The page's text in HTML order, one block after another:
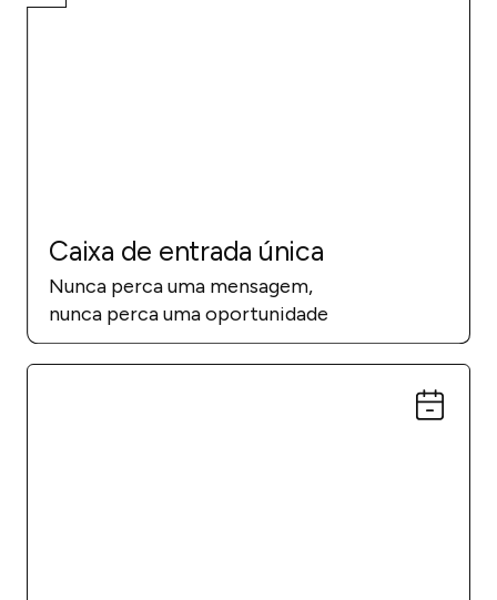
Caixa de entrada única
Nunca perca uma mensagem,
nunca perca uma oportunidade